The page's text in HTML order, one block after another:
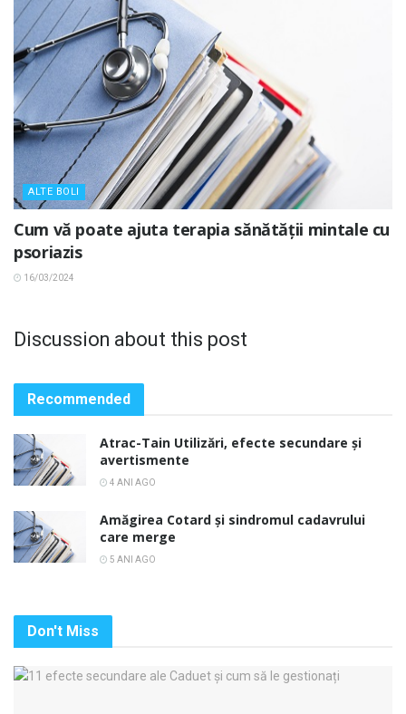
ALTE BOLI
Cum vă poate ajuta terapia sănătății mintale cu
psoriazis
16/03/2024
Discussion about this post
Recommended
Atrac-Tain Utilizări, efecte secundare și
avertismente
4 ANI AGO
Amăgirea Cotard și sindromul cadavrului
care merge
5 ANI AGO
Don't Miss